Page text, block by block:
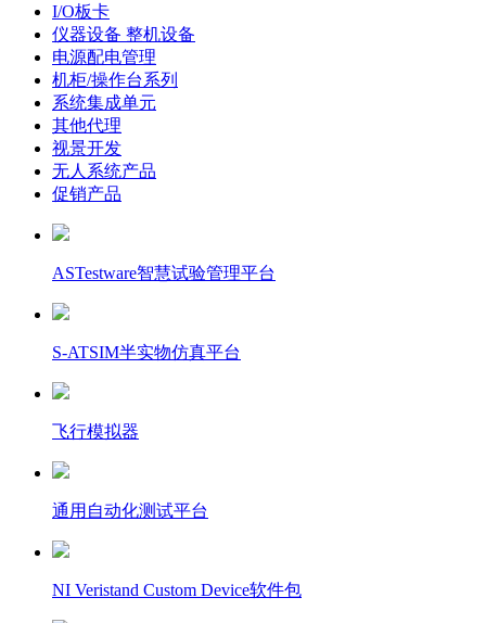
I/O板卡
仪器设备 整机设备
电源配电管理
机柜/操作台系列
系统集成单元
其他代理
视景开发
无人系统产品
促销产品
ASTestware智慧试验管理平台
S-ATSIM半实物仿真平台
飞行模拟器
通用自动化测试平台
NI Veristand Custom Device软件包